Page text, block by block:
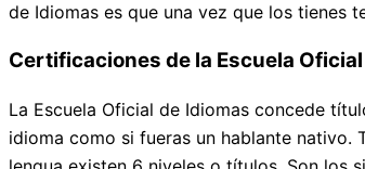
de Idiomas es que una vez que los tienes
Certificaciones de la Escuela
La Escuela Oficial de Idiomas concede
idioma como si fueras un hablante